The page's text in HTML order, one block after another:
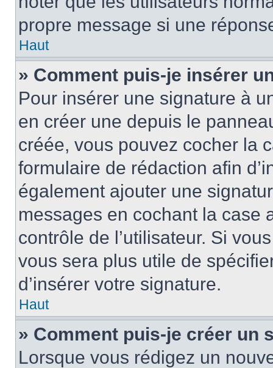
propre message si une
Haut
» Comment puis-je insérer
Pour insérer une signature à
en créer une depuis le
créée, vous pouvez cocher la
formulaire de rédaction afin
également ajouter une
messages en cochant la case
contrôle de l’utilisateur. Si
vous sera plus utile de
d’insérer votre signature.
Haut
» Comment puis-je créer un
Lorsque vous rédigez un